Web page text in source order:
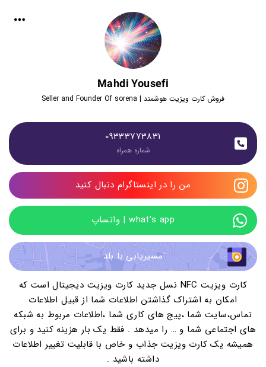
Mahdi Yousefi
فروش کارت ویزیت هوشمند | Seller and Founder Of sorena
09333773831
شماره همراه
من را در اینستاگرام دنبال کنید
what's app | واتساپ
مسیریابی با بلد
کارت ویزیت NFC نسل جدید کارت ویزیت دیجیتال است که
امکان به اشتراک گذاشتن اطلاعات شما از قبیل اطلاعات
تماس،سایت شما ،پیج های کاری شما ،اطلاعات مربوط به شبکه
های اجتماعی شما و … را میدهد . فقط یک بار هزینه کنید و برای
همیشه یک کارت ویزیت جذاب و خاص با قابلیت تغییر اطلاعات
داشته باشید .